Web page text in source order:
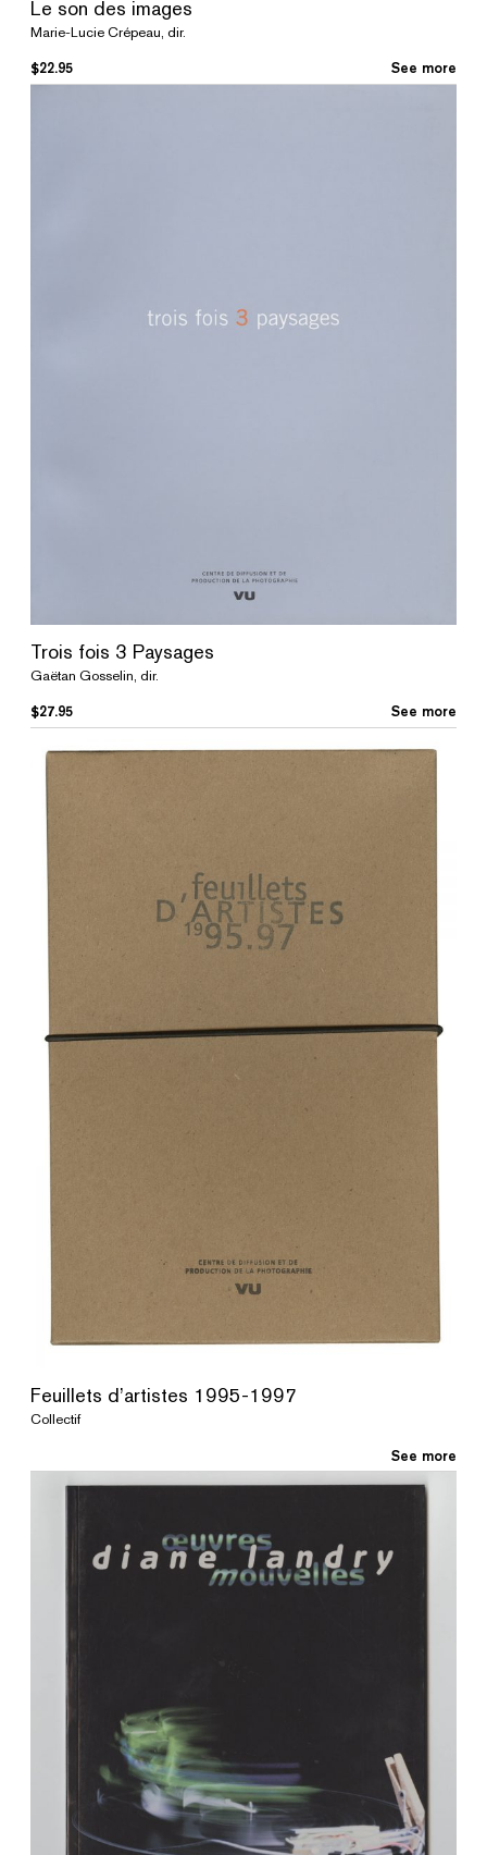
Le son des images
Marie-Lucie Crépeau, dir.
$22.95 See more
Trois fois 3 Paysages
Gaëtan Gosselin, dir.
$27.95 See more
Feuillets d’artistes 1995-1997
Collectif
See more